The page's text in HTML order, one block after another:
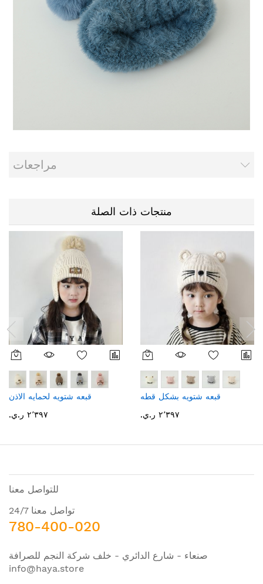
مراجعات
منتجات ذات الصلة
قبعه شتويه لحمايه الاذن
٢٬٣٩٧ ر.ي.‏
قبعه شتويه بشكل قطه
٢٬٣٩٧ ر.ي.‏
للتواصل معنا
تواصل معنا 24/7
780-400-020
صنعاء - شارع الدائري - خلف شركة النجم للصرافة
info@haya.store